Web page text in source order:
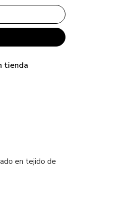
tienda
en tejido de